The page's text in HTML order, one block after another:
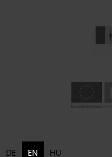
DE EN HU